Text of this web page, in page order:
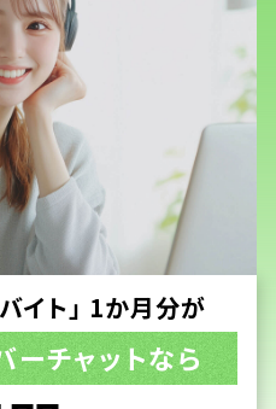
イト」 1か月分が
ーチャットなら